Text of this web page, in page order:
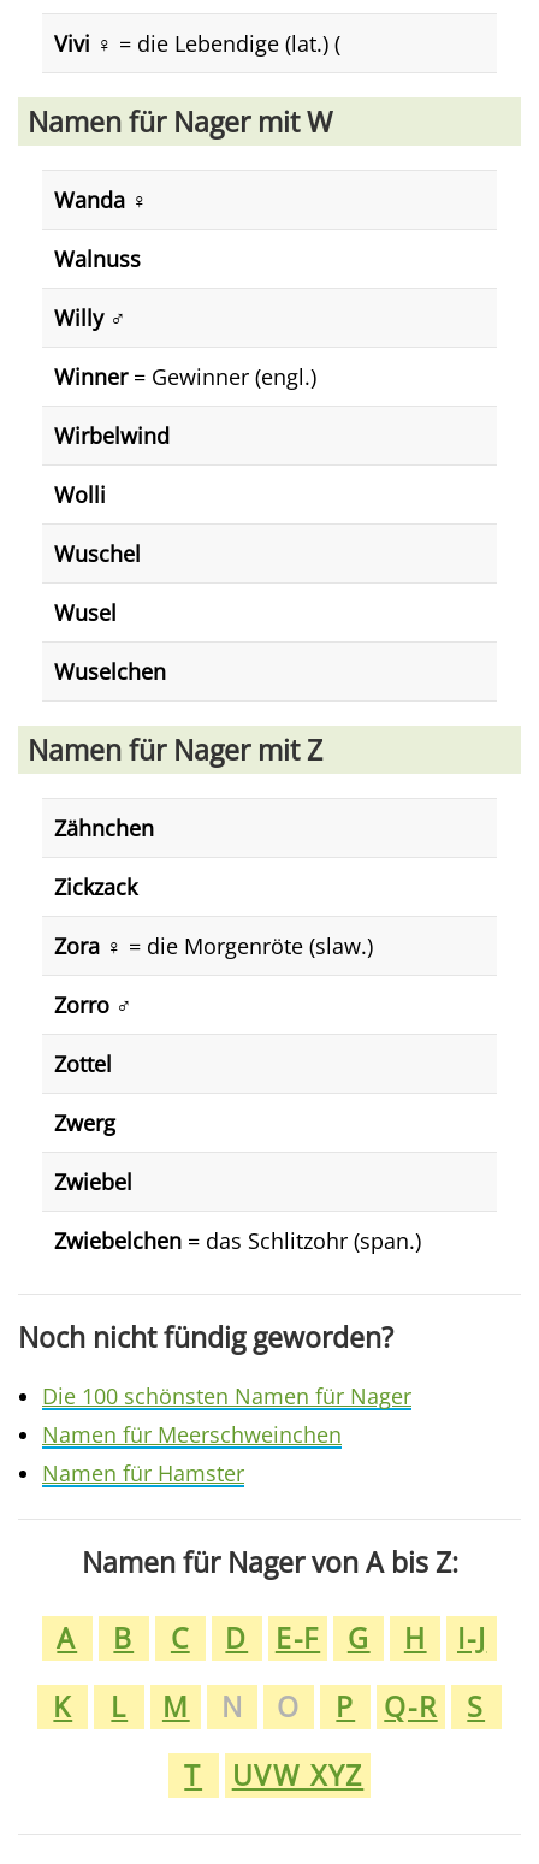
Vivi ♀️ = die Lebendige (lat.) (
Namen für Nager mit W
Wanda ♀️
Walnuss
Willy ♂️
Winner= Gewinner (engl.)
Wirbelwind
Wolli
Wuschel
Wusel
Wuselchen
Namen für Nager mit Z
Zähnchen
Zickzack
Zora ♀️ = die Morgenröte (slaw.)
Zorro ♂️
Zottel
Zwerg
Zwiebel
Zwiebelchen = das Schlitzohr (span.)
Noch nicht fündig geworden?
Die 100 schönsten Namen für Nager
Namen für Meerschweinchen
Namen für Hamster
Namen für Nager von A bis Z:
A
B C D E-F G H
I-J
K
L M N O P Q-R
S
T
UVW XYZ